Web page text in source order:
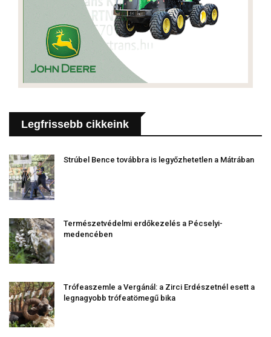
Legfrissebb cikkeink
Strúbel Bence továbbra is legyőzhetetlen a Mátrában
Természetvédelmi erdőkezelés a Pécselyi-
medencében
Trófeaszemle a Vergánál: a Zirci Erdészetnél esett a
legnagyobb trófeatömegű bika